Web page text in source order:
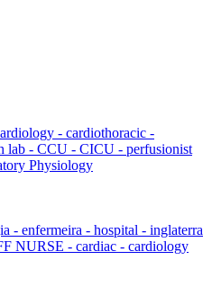
- cardiothoracic -
lab - CCU - CICU - perfusionist
Physiology
- enfermeira - hospital - inglaterra
NURSE - cardiac - cardiology